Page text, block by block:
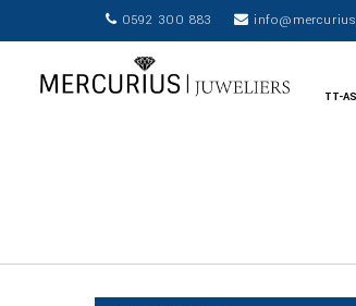
0592 300 883
TT-